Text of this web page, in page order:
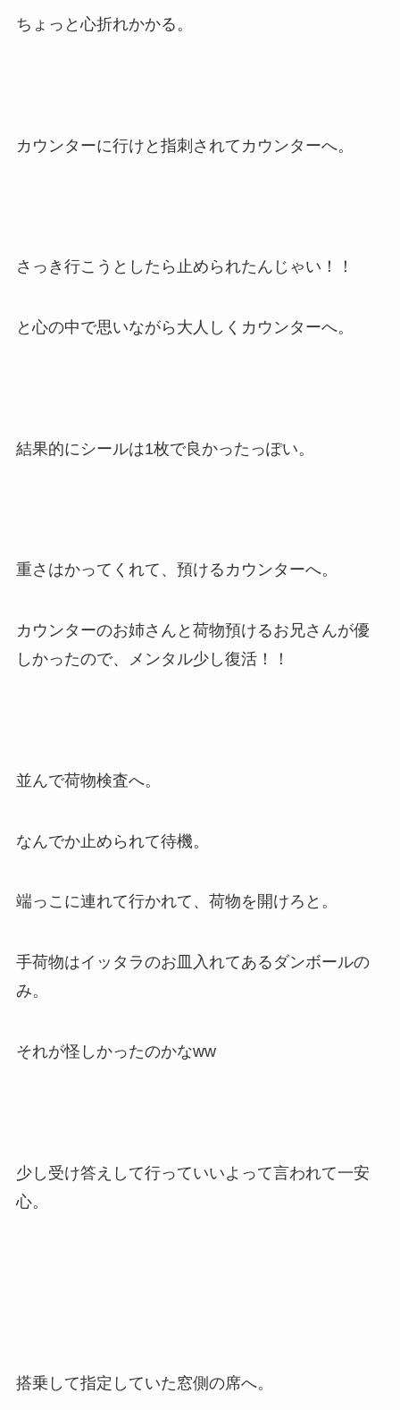
ちょっと心折れかかる。
カウンターに行けと指刺されてカウンターへ。
さっき行こうとしたら止められたんじゃい！！
と心の中で思いながら大人しくカウンターへ。
結果的にシールは1枚で良かったっぽい。
重さはかってくれて、預けるカウンターへ。
カウンターのお姉さんと荷物預けるお兄さんが優
しかったので、メンタル少し復活！！
並んで荷物検査へ。
なんでか止められて待機。
端っこに連れて行かれて、荷物を開けろと。
手荷物はイッタラのお皿入れてあるダンボールの
み。
それが怪しかったのかなww
少し受け答えして行っていいよって言われて一安
心。
搭乗して指定していた窓側の席へ。